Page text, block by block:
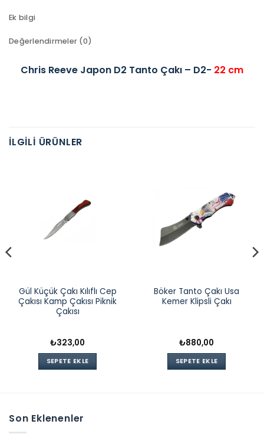
Ek bilgi
Değerlendirmeler (0)
Chris Reeve Japon D2 Tanto Çakı – D2- 22 cm
İLGILI ÜRÜNLER
Gül Küçük Çakı Kılıflı Cep
Çakısı Kamp Çakısı Piknik
Çakısı
₺323,00
SEPETE EKLE
Böker Tanto Çakı Usa
Kemer Klipsli Çakı
₺880,00
SEPETE EKLE
Son Eklenenler